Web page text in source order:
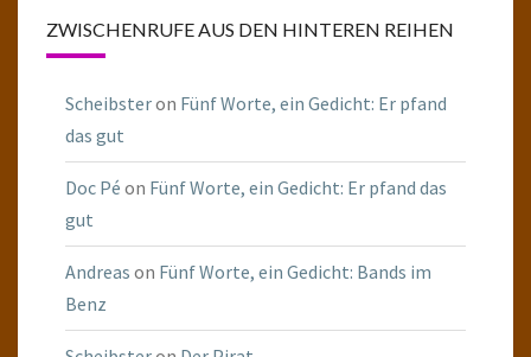
ZWISCHENRUFE AUS DEN HINTEREN REIHEN
Scheibsteron Fünf Worte, ein Gedicht: Er pfand
das gut
Doc Pé on Fünf Worte, ein Gedicht: Er pfand das
gut
Andreas on Fünf Worte, ein Gedicht: Bands im
Benz